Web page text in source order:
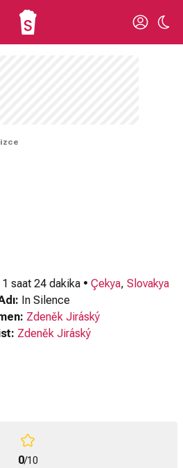
1 saat 24 dakika • Çekya, Slovakya
In Silence
Zdeněk Jiráský
Zdeněk Jiráský
0/10